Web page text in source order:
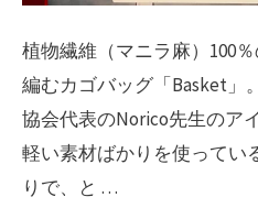
®︎
と
縫
わ
な
植物繊維（マニラ麻）100
編むカゴバッグ「Basket」
協会代表のNorico先生のア
軽い素材ばかりを使ってい
りで、と …